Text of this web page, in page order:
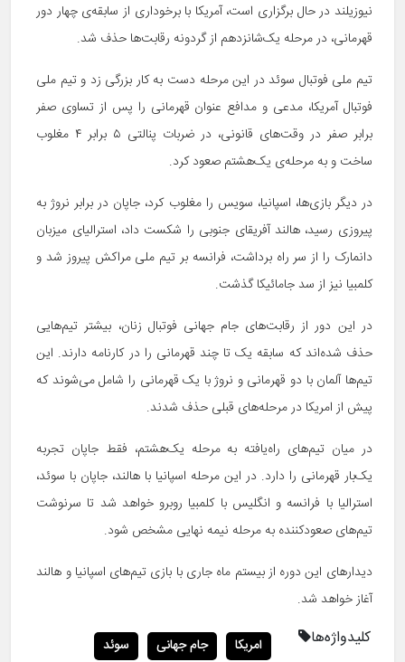
نیوزیلند در حال برگزاری است، آمریکا با برخوداری از سابقه‌ی چهار دور
قهرمانی، در مرحله یک‌شانزدهم از گردونه رقابت‌ها حذف شد‌.
تیم ملی فوتبال سوئد در این مرحله دست به کار بزرگی زد و تیم ملی
فوتبال آمریکا، مدعی و مدافع عنوان قهرمانی را پس از تساوی صفر
برابر صفر در وقت‌های قانونی، در ضربات پنالتی ۵ برابر ۴ مغلوب
ساخت و به مرحله‌ی یک‌هشتم صعود کرد‌.
در دیگر بازی‌ها، اسپانیا، سویس را مغلوب کرد، جاپان در برابر نروژ به
پیروزی رسید، هالند آفریقای جنوبی را شکست داد، استرالیای میزبان
دانمارک را از سر راه برداشت، فرانسه بر تیم ملی مراکش پیروز شد و
کلمبیا نیز از سد جامائیکا گذشت.
در این دور از رقابت‌های جام جهانی فوتبال زنان، بیشتر تیم‌هایی
حذف شده‌اند که سابقه یک تا چند قهرمانی را در کارنامه دارند. این
تیم‌ها آلمان با دو قهرمانی و نروژ با یک قهرمانی را شامل می‌شوند که
پیش از امریکا در مرحله‌های قبلی حذف شدند.
در میان تیم‌های راه‌یافته به مرحله یک‌هشتم، فقط جاپان تجربه
یک‌بار قهرمانی را دارد‌‌. در این مرحله اسپانیا با هالند، جاپان با سوئد،
استرالیا با فرانسه و انگلیس با کلمبیا روبرو خواهد شد تا سرنوشت
تیم‌های صعودکننده به مرحله نیمه نهایی مشخص شود.
دیدارهای این دوره از بیستم ماه جاری با بازی تیم‌های اسپانیا و هالند
آغاز خواهد شد.
کلیدواژه‌ها امریکا جام جهانی
سوئد